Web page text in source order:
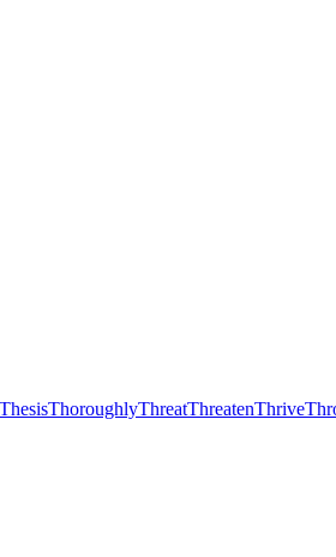
ThesisThoroughlyThreatThreatenThrive